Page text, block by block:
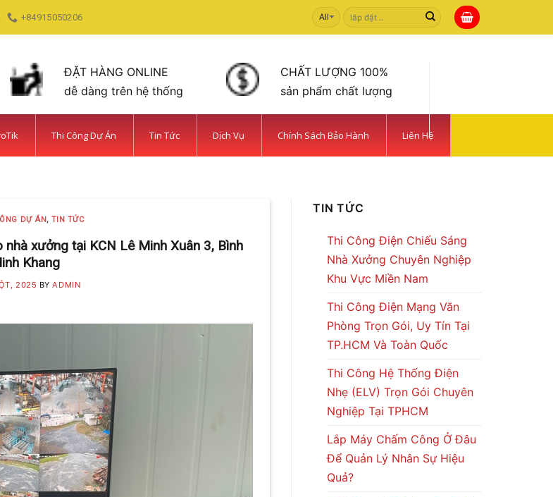
+84915050206
Tìm
kiếm:
ĐẶT HÀNG ONLINE
dễ dàng trên hệ thống
CHẤT LƯỢNG 100%
sản phẩm chất lượng
Thi Công Dự Án Tin Tức Dịch Vụ Chính Sách Bảo Hành Liên Hệ
SIÊU AN NINH VÀ SIÊU TIẾT KIỆM | CAMERA
CONTINUE READING
DỰ ÁN, TIN TỨC
xưởng tại KCN Lê Minh Xuân 3, Bình
Khang
2025 BYADMIN
TIN TỨC
Thi Công Điện Chiếu Sáng
Nhà Xưởng Chuyên Nghiệp
Khu Vực Miền Nam
Thi Công Điện Mạng Văn
Phòng Trọn Gói, Uy Tín Tại
TP.HCM Và Toàn Quốc
Thi Công Hệ Thống Điện
Nhẹ (ELV) Trọn Gói Chuyên
Nghiệp Tại TPHCM
Lắp Máy Chấm Công Ở Đâu
Để Quản Lý Nhân Sự Hiệu
Quả?